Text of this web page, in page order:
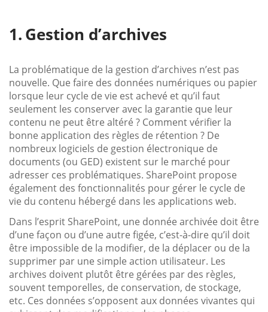
Gestion d’archives
La problématique de la gestion d’archives n’est pas
nouvelle. Que faire des données numériques ou papier
lorsque leur cycle de vie est achevé et qu’il faut
seulement les conserver avec la garantie que leur
contenu ne peut être altéré ? Comment vérifier la
bonne application des règles de rétention ? De
nombreux logiciels de gestion électronique de
documents (ou GED) existent sur le marché pour
adresser ces problématiques. SharePoint propose
également des fonctionnalités pour gérer le cycle de
vie du contenu hébergé dans les applications web.
Dans l’esprit SharePoint, une donnée archivée doit être
d’une façon ou d’une autre figée, c’est-à-dire qu’il doit
être impossible de la modifier, de la déplacer ou de la
supprimer par une simple action utilisateur. Les
archives doivent plutôt être gérées par des règles,
souvent temporelles, de conservation, de stockage,
etc. Ces données s’opposent aux données vivantes qui